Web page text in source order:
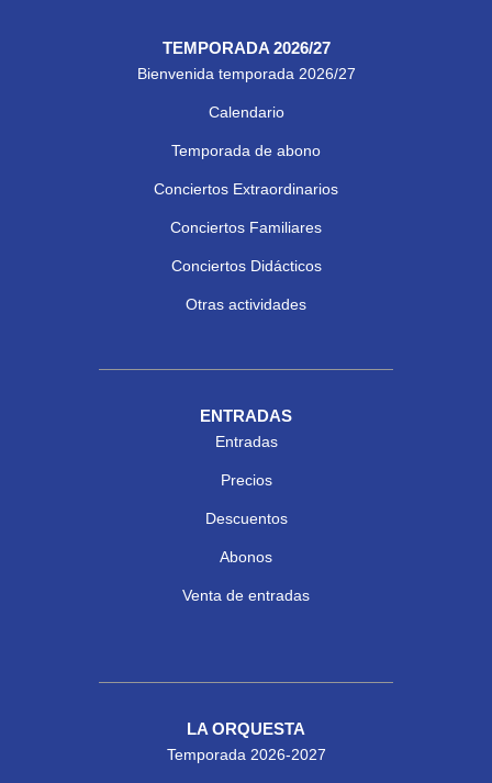
TEMPORADA 2026/27
Bienvenida temporada 2026/27
Calendario
Temporada de abono
Conciertos Extraordinarios
Conciertos Familiares
Conciertos Didácticos
Otras actividades
ENTRADAS
Entradas
Precios
Descuentos
Abonos
Venta de entradas
LA ORQUESTA
Temporada 2026-2027